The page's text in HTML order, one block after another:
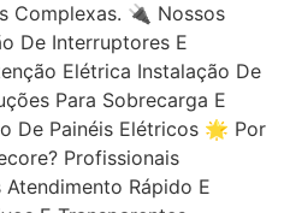
Complexas. 🔌 Nossos
De Interruptores E
Elétrica Instalação De
Para Sobrecarga E
De Painéis Elétricos 🌟 Por
Profissionais
Rápido E